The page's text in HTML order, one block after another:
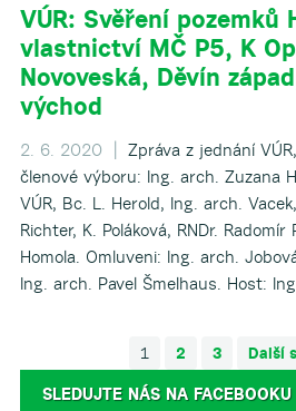
VÚR: Svěření pozemků
vlastnictví MČ P5, K
Novoveská, Děvín
východ
2. 6. 2020 |
Zpráva z jednání
členové výboru: Ing. arch. Zuzana
VÚR, Bc. L. Herold, Ing. arch.
Richter, K. Poláková, RNDr. Radomír
Homola. Omluveni: Ing. arch.
Ing. arch. Pavel Šmelhaus. Host:
1 2 3 Další
SLEDUJTE NÁS NA FACEBOOKU